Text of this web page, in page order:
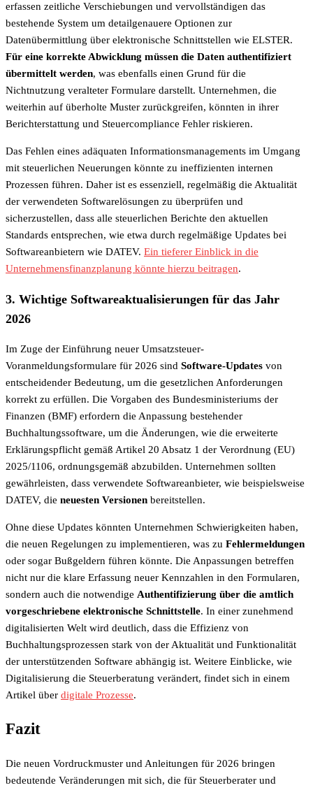
erfassen zeitliche Verschiebungen und vervollständigen das
bestehende System um detailgenauere Optionen zur
Datenübermittlung über elektronische Schnittstellen wie ELSTER.
Für eine korrekte Abwicklung müssen die Daten authentifiziert
übermittelt werden, was ebenfalls einen Grund für die
Nichtnutzung veralteter Formulare darstellt. Unternehmen, die
weiterhin auf überholte Muster zurückgreifen, könnten in ihrer
Berichterstattung und Steuercompliance Fehler riskieren.
Das Fehlen eines adäquaten Informationsmanagements im Umgang
mit steuerlichen Neuerungen könnte zu ineffizienten internen
Prozessen führen. Daher ist es essenziell, regelmäßig die Aktualität
der verwendeten Softwarelösungen zu überprüfen und
sicherzustellen, dass alle steuerlichen Berichte den aktuellen
Standards entsprechen, wie etwa durch regelmäßige Updates bei
Softwareanbietern wie DATEV. Ein tieferer Einblick in die
Unternehmensfinanzplanung könnte hierzu beitragen.
3. Wichtige Softwareaktualisierungen für das Jahr
2026
Im Zuge der Einführung neuer Umsatzsteuer-
Voranmeldungsformulare für 2026 sind Software-Updates von
entscheidender Bedeutung, um die gesetzlichen Anforderungen
korrekt zu erfüllen. Die Vorgaben des Bundesministeriums der
Finanzen (BMF) erfordern die Anpassung bestehender
Buchhaltungssoftware, um die Änderungen, wie die erweiterte
Erklärungspflicht gemäß Artikel 20 Absatz 1 der Verordnung (EU)
2025/1106, ordnungsgemäß abzubilden. Unternehmen sollten
gewährleisten, dass verwendete Softwareanbieter, wie beispielsweise
DATEV, die neuesten Versionen bereitstellen.
Ohne diese Updates könnten Unternehmen Schwierigkeiten haben,
die neuen Regelungen zu implementieren, was zu Fehlermeldungen
oder sogar Bußgeldern führen könnte. Die Anpassungen betreffen
nicht nur die klare Erfassung neuer Kennzahlen in den Formularen,
sondern auch die notwendige Authentifizierung über die amtlich
vorgeschriebene elektronische Schnittstelle. In einer zunehmend
digitalisierten Welt wird deutlich, dass die Effizienz von
Buchhaltungsprozessen stark von der Aktualität und Funktionalität
der unterstützenden Software abhängig ist. Weitere Einblicke, wie
Digitalisierung die Steuerberatung verändert, findet sich in einem
Artikel über digitale Prozesse.
Fazit
Die neuen Vordruckmuster und Anleitungen für 2026 bringen
bedeutende Veränderungen mit sich, die für Steuerberater und